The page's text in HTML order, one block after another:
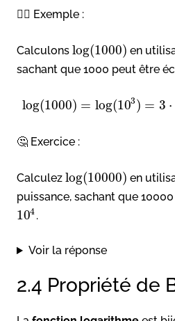
👉🏻 Exemple :
Calculons log(1000) en
sachant que 1000 peut être
log(1000) = log(103) = 3 ⋅
🤔 Exercice :
Calculez log(10000) en
puissance, sachant que
104.
Voir la réponse
2.4 Propriété de